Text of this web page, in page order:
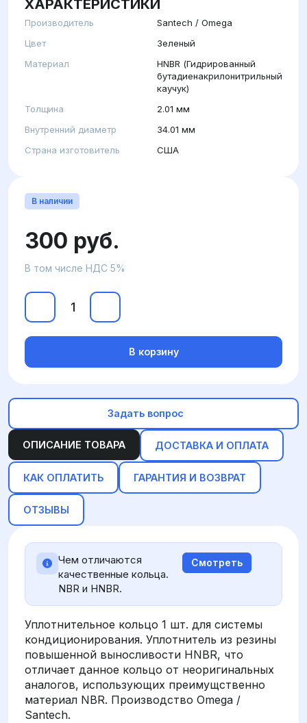
ХАРАКТЕРИСТИКИ
Производитель
Santech / Omega
Цвет
Зеленый
Материал
HNBR (Гидрированный
бутадиенакрилонитрильный
каучук)
Толщина
2.01 мм
Внутренний диаметр
34.01 мм
Страна изготовитель
США
ОПИСАНИЕ ТОВАРА ДОСТАВКА И ОПЛАТА
КАК ОПЛАТИТЬ ГАРАНТИЯ И ВОЗВРАТ
ОТЗЫВЫ
Чем отличаются
качественные кольца.
NBR и HNBR.
Смотреть
Уплотнительное кольцо 1 шт. для системы
кондиционирования. Уплотнитель из резины
повышенной выносливости HNBR, что
отличает данное кольцо от неоригинальных
аналогов, использующих преимущственно
материал NBR. Производство Omega /
Santech.
В наличии
300 руб.
В том числе НДС 5%
В корзину
Задать вопрос